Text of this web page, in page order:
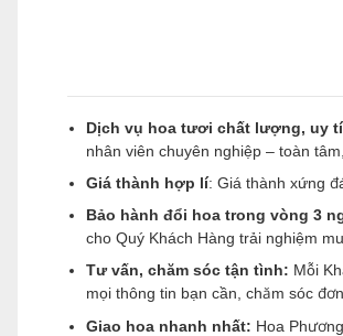
Dịch vụ hoa tươi chất lượng, uy
nhân viên chuyên nghiệp – toàn
Giá thành hợp lí: Giá thành xứng
Bảo hành đổi hoa trong vòng 3
cho Quý Khách Hàng trải nghiệm
Tư vấn, chăm sóc tận tình: Mỗi
mọi thông tin bạn cần, chăm sóc
Giao hoa nhanh nhất: Hoa